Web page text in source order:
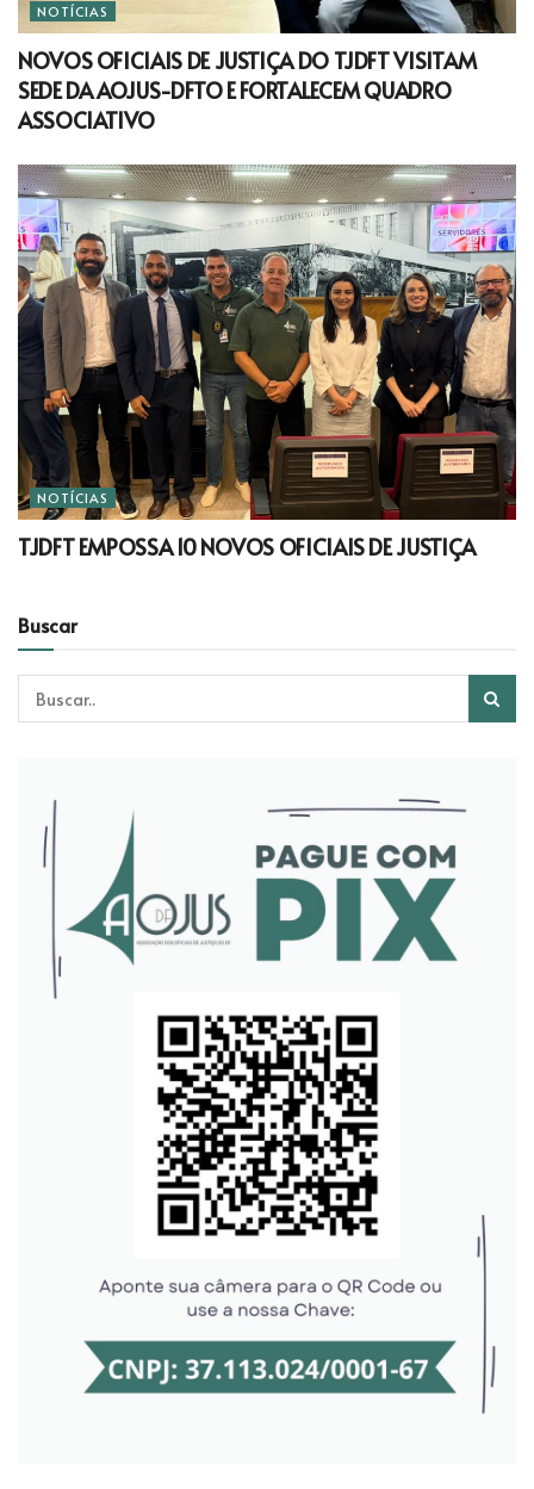
NOTÍCIAS
NOVOS OFICIAIS DE JUSTIÇA DO TJDFT VISITAM
SEDE DA AOJUS-DFTO E FORTALECEM QUADRO
ASSOCIATIVO
NOTÍCIAS
TJDFT EMPOSSA 10 NOVOS OFICIAIS DE JUSTIÇA
Buscar